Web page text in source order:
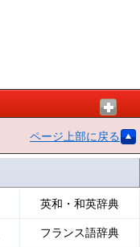
ページ上部に戻る
英和・和英辞典
フランス語辞典